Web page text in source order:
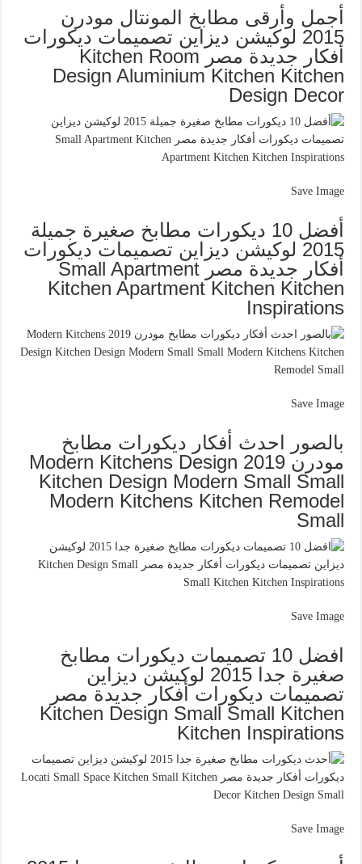
أجمل وأرقى مطابخ المونتال مودرن
2015 لوكيشن ديزاين تصميمات ديكورات
أفكار جديدة مصر Kitchen Room
Design Aluminium Kitchen Kitchen
Design Decor
Save Image
أفضل 10 ديكورات مطابخ صغيرة جميلة
2015 لوكيشن ديزاين تصميمات ديكورات
أفكار جديدة مصر Small Apartment
Kitchen Apartment Kitchen Kitchen
Inspirations
Save Image
بالصور احدث أفكار ديكورات مطابخ
مودرن 2019 Modern Kitchens Design
Kitchen Design Modern Small Small
Modern Kitchens Kitchen Remodel
Small
Save Image
افضل 10 تصميمات ديكورات مطابخ
صغيرة جدا 2015 لوكيشن ديزاين
تصميمات ديكورات أفكار جديدة مصر
Kitchen Design Small Small Kitchen
Kitchen Inspirations
Save Image